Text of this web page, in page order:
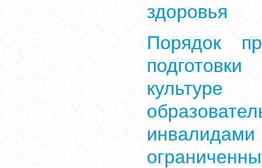
здоровья
Порядок